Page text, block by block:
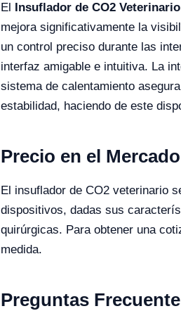
El Insuflador de CO2 Veterinario
mejora significativamente la
un control preciso durante las
interfaz amigable e intuitiva. La
sistema de calentamiento
estabilidad, haciendo de este
Precio en el Mercado
El insuflador de CO2 veterinario
dispositivos, dadas sus
quirúrgicas. Para obtener una
medida.
Preguntas